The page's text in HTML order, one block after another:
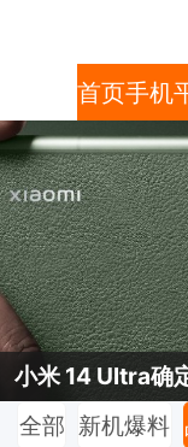
首页手机
小米 14 Ultra确
全部 新机爆料